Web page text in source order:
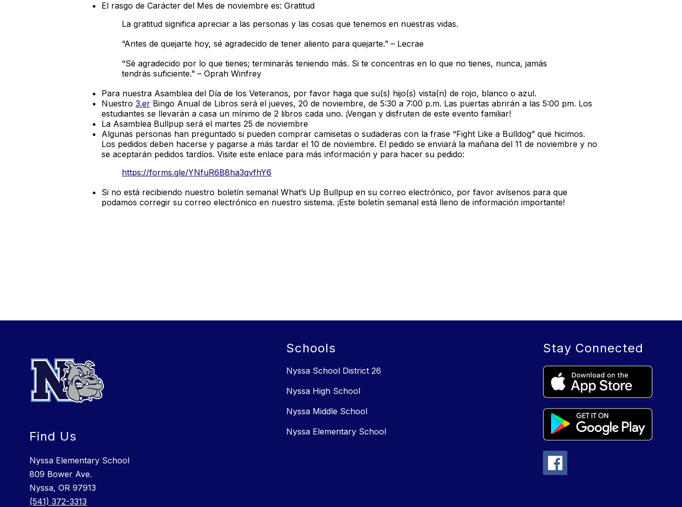
El rasgo de Carácter del Mes de noviembre es: Gratitud
La gratitud significa apreciar a las personas y las cosas que tenemos en nuestras vidas.
“Antes de quejarte hoy, sé agradecido de tener aliento para quejarte.” – Lecrae
“Sé agradecido por lo que tienes; terminarás teniendo más. Si te concentras en lo que no tienes, nunca, jamás
tendrás suficiente.” – Oprah Winfrey
Para nuestra Asamblea del Día de los Veteranos, por favor haga que su(s) hijo(s) vista(n) de rojo, blanco o azul.
Nuestro 3.er Bingo Anual de Libros será el jueves, 20 de noviembre, de 5:30 a 7:00 p.m. Las puertas abrirán a las 5:00 pm. Los
estudiantes se llevarán a casa un mínimo de 2 libros cada uno. ¡Vengan y disfruten de este evento familiar!
La Asamblea Bullpup será el martes 25 de noviembre
Algunas personas han preguntado si pueden comprar camisetas o sudaderas con la frase “Fight Like a Bulldog” que hicimos.
Los pedidos deben hacerse y pagarse a más tardar el 10 de noviembre. El pedido se enviará la mañana del 11 de noviembre y no
se aceptarán pedidos tardíos. Visite este enlace para más información y para hacer su pedido:
https://forms.gle/YNfuR6B8ha3qvfhY6
Si no está recibiendo nuestro boletín semanal What’s Up Bullpup en su correo electrónico, por favor avísenos para que
podamos corregir su correo electrónico en nuestro sistema. ¡Este boletín semanal está lleno de información importante!
Find Us
Nyssa Elementary School
809 Bower Ave.
Nyssa, OR 97913
(541) 372-3313
Schools
Nyssa School District 26
Nyssa High School
Nyssa Middle School
Nyssa Elementary School
Stay Connected